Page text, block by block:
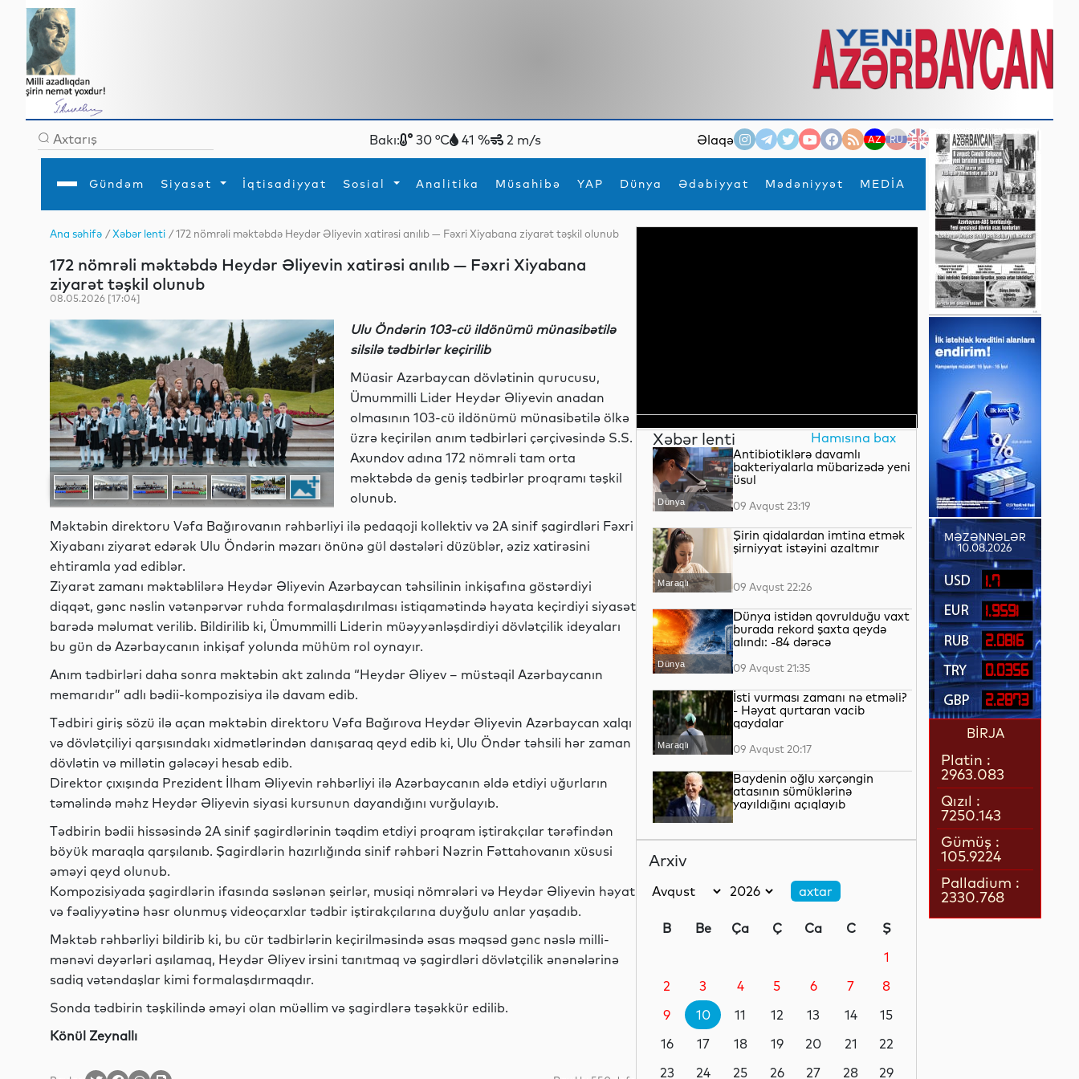
Bakı: 30 °C 41 % 2 m/s Əlaqə AZ RU EN
Gündəm Siyasət İqtisadiyyat Sosial Analitika Müsahibə YAP Dünya Ədəbiyyat Mədəniyyət MEDİA
×
Gündəm
İqtisadiyyat
YAP
Analitika
Mədəniyyət
Müsahibə
MEDİA
Xarici siyasət
Daxili siyasət
Turizm
Diaspor
İdman Yeni texnologiyalar
Ana səhifə /Xəbər lenti / 172 nömrəli məktəbdə Heydər Əliyevin xatirəsi anılıb — Fəxri Xiyabana ziyarət təşkil olunub
172 nömrəli məktəbdə Heydər Əliyevin xatirəsi anılıb — Fəxri Xiyabana
ziyarət təşkil olunub
08.05.2026 [17:04]
Ulu Öndərin 103-cü ildönümü münasibətilə
silsilə tədbirlər keçirilib
Müasir Azərbaycan dövlətinin qurucusu,
Ümummilli Lider Heydər Əliyevin anadan
olmasının 103-cü ildönümü münasibətilə ölkə
üzrə keçirilən anım tədbirləri çərçivəsində S.S.
Axundov adına 172 nömrəli tam orta
məktəbdə də geniş tədbirlər proqramı təşkil
olunub.
Məktəbin direktoru Vəfa Bağırovanın rəhbərliyi ilə pedaqoji kollektiv və 2A sinif şagirdləri Fəxri
Xiyabanı ziyarət edərək Ulu Öndərin məzarı önünə gül dəstələri düzüblər, əziz xatirəsini
ehtiramla yad ediblər.
Ziyarət zamanı məktəblilərə Heydər Əliyevin Azərbaycan təhsilinin inkişafına göstərdiyi
diqqət, gənc nəslin vətənpərvər ruhda formalaşdırılması istiqamətində həyata keçirdiyi siyasət
barədə məlumat verilib. Bildirilib ki, Ümummilli Liderin müəyyənləşdirdiyi dövlətçilik ideyaları
bu gün də Azərbaycanın inkişaf yolunda mühüm rol oynayır.
Anım tədbirləri daha sonra məktəbin akt zalında “Heydər Əliyev – müstəqil Azərbaycanın
memarıdır” adlı bədii-kompozisiya ilə davam edib.
Tədbiri giriş sözü ilə açan məktəbin direktoru Vəfa Bağırova Heydər Əliyevin Azərbaycan xalqı
və dövlətçiliyi qarşısındakı xidmətlərindən danışaraq qeyd edib ki, Ulu Öndər təhsili hər zaman
dövlətin və millətin gələcəyi hesab edib.
Direktor çıxışında Prezident İlham Əliyevin rəhbərliyi ilə Azərbaycanın əldə etdiyi uğurların
təməlində məhz Heydər Əliyevin siyasi kursunun dayandığını vurğulayıb.
Tədbirin bədii hissəsində 2A sinif şagirdlərinin təqdim etdiyi proqram iştirakçılar tərəfindən
böyük maraqla qarşılanıb. Şagirdlərin hazırlığında sinif rəhbəri Nəzrin Fəttahovanın xüsusi
əməyi qeyd olunub.
Kompozisiyada şagirdlərin ifasında səslənən şeirlər, musiqi nömrələri və Heydər Əliyevin həyat
və fəaliyyətinə həsr olunmuş videoçarxlar tədbir iştirakçılarına duyğulu anlar yaşadıb.
Məktəb rəhbərliyi bildirib ki, bu cür tədbirlərin keçirilməsində əsas məqsəd gənc nəslə milli-
mənəvi dəyərləri aşılamaq, Heydər Əliyev irsini tanıtmaq və şagirdləri dövlətçilik ənənələrinə
sadiq vətəndaşlar kimi formalaşdırmaqdır.
Sonda tədbirin təşkilində əməyi olan müəllim və şagirdlərə təşəkkür edilib.
Könül Zeynallı
Xəbər lenti Hamısına bax
Dünya
Antibiotiklərə davamlı
bakteriyalarla mübarizədə yeni
üsul
09 Avqust 23:19
Maraqlı
Şirin qidalardan imtina etmək
şirniyyat istəyini azaltmır
09 Avqust 22:26
Dünya
Dünya istidən qovrulduğu vaxt
burada rekord şaxta qeydə
alındı: -84 dərəcə
09 Avqust 21:35
Maraqlı
İsti vurması zamanı nə etməli?
- Həyat qurtaran vacib
qaydalar
09 Avqust 20:17
Dünya
Baydenin oğlu xərçəngin
atasının sümüklərinə
yayıldığını açıqlayıb
enib
Dünya
hazırlaşır
09 Avqust 18:31
Dünya
Cevdet Yılmaz: Türkiyənin
sərhədlərindən başlamır
09 Avqust 17:43
Arxiv
B Be Ça Ç Ca C
Ş
1
2
3 4 5 6 7
8
9
10 11 12 13 14
15
16
17 18 19 20 21
22
23
24 25 26 27 28
29
MƏZƏNNƏLƏR
10.08.2026
1.7
1.9591
2.0816
0.0356
2.2873
BİRJA
Platin :
2963.083
Qızıl :
7250.143
Gümüş :
105.9224
Palladium :
2330.768